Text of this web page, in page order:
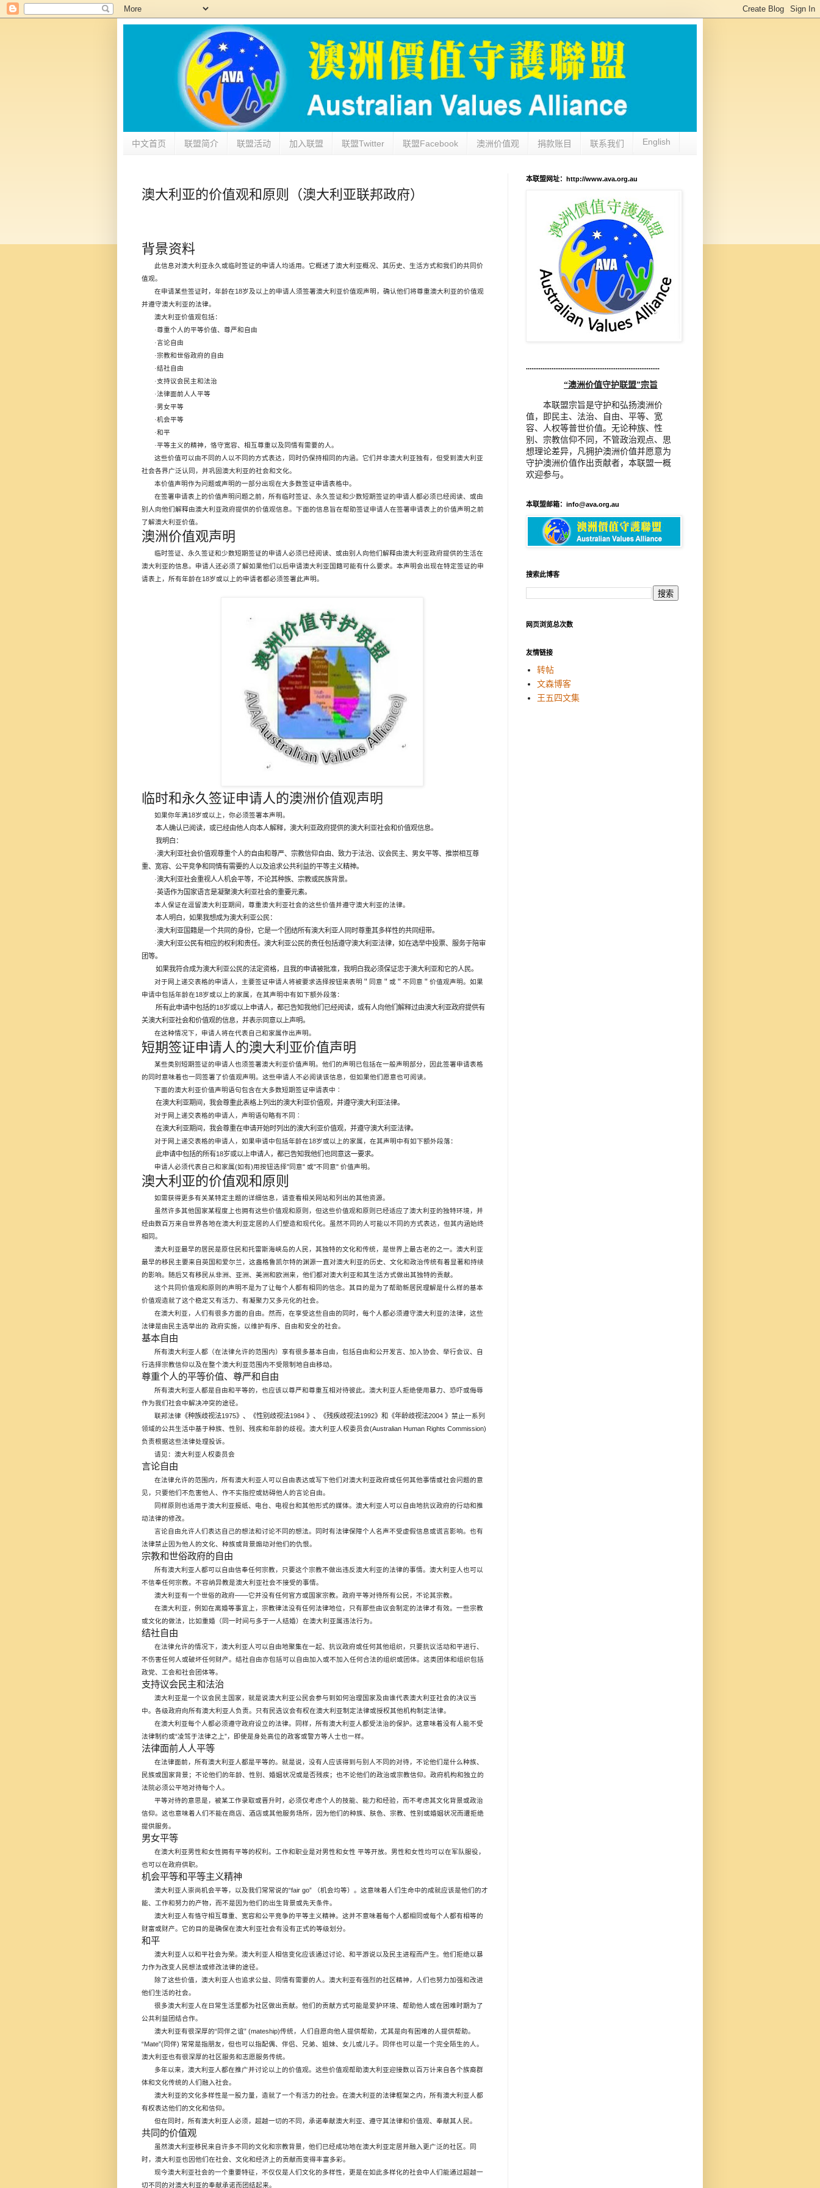
中文首页 联盟简介 联盟活动 加入联盟 联盟Twitter 联盟Facebook 澳洲价值观 捐款账目 联系我们 English
澳大利亚的价值观和原则（澳大利亚联邦政府）
背景资料
此信息对澳大利亚永久或临时签证的申请人均适用。它概述了澳大利亚概况、其历史、生活方式和我们的共同价
值观。
在申请某些签证时，年龄在18岁及以上的申请人须签署澳大利亚价值观声明，确认他们将尊重澳大利亚的价值观
并遵守澳大利亚的法律。
澳大利亚价值观包括：
·尊重个人的平等价值、尊严和自由
·言论自由
·宗教和世俗政府的自由
·结社自由
·支持议会民主和法治
·法律面前人人平等
·男女平等
·机会平等
·和平
·平等主义的精神，恪守宽容、相互尊重以及同情有需要的人。
这些价值可以由不同的人以不同的方式表达，同时仍保持相同的内涵。它们并非澳大利亚独有，但受到澳大利亚
社会各界广泛认同，并巩固澳大利亚的社会和文化。
本价值声明作为问题或声明的一部分出现在大多数签证申请表格中。
在签署申请表上的价值声明问题之前，所有临时签证、永久签证和少数短期签证的申请人都必须已经阅读、或由
别人向他们解释由澳大利亚政府提供的价值观信息。下面的信息旨在帮助签证申请人在签署申请表上的价值声明之前
了解澳大利亚价值。
澳洲价值观声明
临时签证、永久签证和少数短期签证的申请人必须已经阅读、或由别人向他们解释由澳大利亚政府提供的生活在
澳大利亚的信息。申请人还必须了解如果他们以后申请澳大利亚国籍可能有什么要求。本声明会出现在特定签证的申
请表上，所有年龄在18岁或以上的申请者都必须签署此声明。
临时和永久签证申请人的澳洲价值观声明
如果你年满18岁或以上，你必须签署本声明。
本人确认已阅读，或已经由他人向本人解释，澳大利亚政府提供的澳大利亚社会和价值观信息。
我明白：
·澳大利亚社会价值观尊重个人的自由和尊严、宗教信仰自由、致力于法治、议会民主、男女平等、推崇相互尊
重、宽容、公平竞争和同情有需要的人以及追求公共利益的平等主义精神。
·澳大利亚社会重视人人机会平等，不论其种族、宗教或民族背景。
·英语作为国家语言是凝聚澳大利亚社会的重要元素。
本人保证在逗留澳大利亚期间，尊重澳大利亚社会的这些价值并遵守澳大利亚的法律。
本人明白，如果我想成为澳大利亚公民：
·澳大利亚国籍是一个共同的身份，它是一个团结所有澳大利亚人同时尊重其多样性的共同纽带。
·澳大利亚公民有相应的权利和责任。澳大利亚公民的责任包括遵守澳大利亚法律，如在选举中投票、服务于陪审
团等。
如果我符合成为澳大利亚公民的法定资格，且我的申请被批准，我明白我必须保证忠于澳大利亚和它的人民。
对于网上递交表格的申请人，主要签证申请人将被要求选择按钮来表明＂同意＂或＂不同意＂价值观声明。如果
申请中包括年龄在18岁或以上的家属，在其声明中有如下额外段落：
所有此申请中包括的18岁或以上申请人，都已告知我他们已经阅读，或有人向他们解释过由澳大利亚政府提供有
关澳大利亚社会和价值观的信息，并表示同意以上声明。
在这种情况下，申请人将在代表自己和家属作出声明。
短期签证申请人的澳大利亚价值声明
某些类别短期签证的申请人也须签署澳大利亚价值声明。他们的声明已包括在一般声明部分，因此签署申请表格
的同时意味着也一同签署了价值观声明。这些申请人不必阅读该信息，但如果他们愿意也可阅读。
下面的澳大利亚价值声明语句包含在大多数短期签证申请表中︰
在澳大利亚期间，我会尊重此表格上列出的澳大利亚价值观，并遵守澳大利亚法律。
对于网上递交表格的申请人，声明语句略有不同︰
在澳大利亚期间，我会尊重在申请开始时列出的澳大利亚价值观，并遵守澳大利亚法律。
对于网上递交表格的申请人，如果申请中包括年龄在18岁或以上的家属，在其声明中有如下额外段落：
此申请中包括的所有18岁或以上申请人，都已告知我他们也同意这一要求。
申请人必须代表自己和家属(如有)用按钮选择"同意"或"不同意"价值声明。
澳大利亚的价值观和原则
如需获得更多有关某特定主题的详细信息，请查看相关网站和列出的其他资源。
虽然许多其他国家某程度上也拥有这些价值观和原则，但这些价值观和原则已经适应了澳大利亚的独特环境，并
经由数百万来自世界各地在澳大利亚定居的人们塑造和现代化。虽然不同的人可能以不同的方式表达，但其内涵始终
相同。
澳大利亚最早的居民是原住民和托雷斯海峡岛的人民，其独特的文化和传统，是世界上最古老的之一。澳大利亚
最早的移民主要来自英国和爱尔兰，这盎格鲁凯尔特的渊源一直对澳大利亚的历史、文化和政治传统有着显著和持续
的影响。随后又有移民从非洲、亚洲、美洲和欧洲来，他们都对澳大利亚和其生活方式做出其独特的贡献。
这个共同价值观和原则的声明不是为了让每个人都有相同的信念。其目的是为了帮助新居民理解是什么样的基本
价值观造就了这个稳定又有活力、有凝聚力又多元化的社会。
在澳大利亚，人们有很多方面的自由。然而，在享受这些自由的同时，每个人都必须遵守澳大利亚的法律，这些
法律是由民主选举出的 政府实施，以维护有序、自由和安全的社会。
基本自由
所有澳大利亚人都（在法律允许的范围内）享有很多基本自由，包括自由和公开发言、加入协会、举行会议、自
行选择宗教信仰以及在整个澳大利亚范围内不受限制地自由移动。
尊重个人的平等价值、尊严和自由
所有澳大利亚人都是自由和平等的，也应该以尊严和尊重互相对待彼此。澳大利亚人拒绝使用暴力、恐吓或侮辱
作为我们社会中解决冲突的途径。
联邦法律 《种族歧视法1975》、《性别歧视法1984》、《残疾歧视法1992》和《年龄歧视法2004》禁止一系列
领域的公共生活中基于种族、性别、残疾和年龄的歧视。澳大利亚人权委员会(Australian Human Rights Commission)
负责根据这些法律处理投诉。
请见：澳大利亚人权委员会
言论自由
在法律允许的范围内，所有澳大利亚人可以自由表达或写下他们对澳大利亚政府或任何其他事情或社会问题的意
见，只要他们不危害他人、作不实指控或妨碍他人的言论自由。
同样原则也适用于澳大利亚报纸、电台、电视台和其他形式的媒体。澳大利亚人可以自由地抗议政府的行动和推
动法律的修改。
言论自由允许人们表达自己的想法和讨论不同的想法。同时有法律保障个人名声不受虚假信息或谎言影响。也有
法律禁止因为他人的文化、种族或背景煽动对他们的仇恨。
宗教和世俗政府的自由
所有澳大利亚人都可以自由信奉任何宗教，只要这个宗教不做出违反澳大利亚的法律的事情。澳大利亚人也可以
不信奉任何宗教。不容纳异教是澳大利亚社会不接受的事情。
澳大利亚有一个世俗的政府——它并没有任何官方或国家宗教。政府平等对待所有公民，不论其宗教。
在澳大利亚，例如在离婚等事宜上，宗教律法没有任何法律地位，只有那些由议会制定的法律才有效。一些宗教
或文化的做法，比如重婚（同一时间与多于一人结婚）在澳大利亚属违法行为。
结社自由
在法律允许的情况下，澳大利亚人可以自由地聚集在一起、抗议政府或任何其他组织，只要抗议活动和平进行、
不伤害任何人或破坏任何财产。结社自由亦包括可以自由加入或不加入任何合法的组织或团体。这类团体和组织包括
政党、工会和社会团体等。
支持议会民主和法治
澳大利亚是一个议会民主国家，就是说澳大利亚公民会参与到如何治理国家及由谁代表澳大利亚社会的决议当
中。各级政府向所有澳大利亚人负责。只有民选议会有权在澳大利亚制定法律或授权其他机构制定法律。
在澳大利亚每个人都必须遵守政府设立的法律。同样，所有澳大利亚人都受法治的保护。这意味着没有人能不受
法律制约或“凌驾于法律之上”，即使是身处高位的政客或警方等人士也一样。
法律面前人人平等
在法律面前，所有澳大利亚人都是平等的。就是说，没有人应该得到与别人不同的对待，不论他们是什么种族、
民族或国家背景；不论他们的年龄、性别、婚姻状况或是否残疾；也不论他们的政治或宗教信仰。政府机构和独立的
法院必须公平地对待每个人。
平等对待的意思是，被某工作录取或晋升时，必须仅考虑个人的技能、能力和经验，而不考虑其文化背景或政治
信仰。这也意味着人们不能在商店、酒店或其他服务场所，因为他们的种族、肤色、宗教、性别或婚姻状况而遭拒绝
提供服务。
男女平等
在澳大利亚男性和女性拥有平等的权利。工作和职业是对男性和女性 平等开放。男性和女性均可以在军队服役，
也可以在政府供职。
机会平等和平等主义精神
澳大利亚人崇尚机会平等，以及我们常常说的“fair go”
（机会均等）。这意味着人们生命中的成就应该是他们的才
能、工作和努力的产物，而不是因为他们的出生背景或先天条件。
澳大利亚人有恪守相互尊重、宽容和公平竞争的平等主义精神。这并不意味着每个人都相同或每个人都有相等的
财富或财产。它的目的是确保在澳大利亚社会有没有正式的等级划分。
和平
澳大利亚人以和平社会为荣。澳大利亚人相信变化应该通过讨论、和平游说以及民主进程而产生。他们拒绝以暴
力作为改变人民想法或修改法律的途径。
除了这些价值，澳大利亚人也追求公益、同情有需要的人。澳大利亚有强烈的社区精神，人们也努力加强和改进
他们生活的社会。
很多澳大利亚人在日常生活里都为社区做出贡献。他们的贡献方式可能是爱护环境、帮助他人或在困难时期为了
公共利益团结合作。
澳大利亚有很深厚的“同伴之谊” (mateship)传统，人们自愿向他人提供帮助，尤其是向有困难的人提供帮助。
“Mate”(同伴) 常常是指朋友，但也可以指配偶、伴侣、兄弟、姐妹、女儿或儿子。同伴也可以是一个完全陌生的人。
澳大利亚也有很深厚的社区服务和志愿服务传统。
多年以来，澳大利亚人都在推广并讨论以上的价值观。这些价值观帮助澳大利亚迎接数以百万计来自各个族裔群
体和文化传统的人们融入社会。
澳大利亚的文化多样性是一股力量，造就了一个有活力的社会。在澳大利亚的法律框架之内，所有澳大利亚人都
有权表达他们的文化和信仰。
但在同时，所有澳大利亚人必须，超越一切的不同，承诺奉献澳大利亚、遵守其法律和价值观、奉献其人民。
共同的价值观
虽然澳大利亚移民来自许多不同的文化和宗教背景，他们已经成功地在澳大利亚定居并融入更广泛的社区。同
时，澳大利亚也因他们在社会、文化和经济上的贡献而变得丰富多彩。
现今澳大利亚社会的一个重要特征，不仅仅是人们文化的多样性，更是在如此多样化的社会中人们能通过超越一
切不同的对澳大利亚的奉献承诺而团结起来。
本联盟网址：http://www.ava.org.au
.........................................................................
“澳洲价值守护联盟”宗旨
本联盟宗旨是守护和弘扬澳洲价
值，即民主、法治、自由、平等、宽
容、人权等普世价值。无论种族、性
别、宗教信仰不同，不管政治观点、思
想理论差异，凡拥护澳洲价值并愿意为
守护澳洲价值作出贡献者，本联盟一概
欢迎参与。
本联盟邮箱：info@ava.org.au
搜索此博客
网页浏览总次数
友情链接
转帖
文森博客
王五四文集